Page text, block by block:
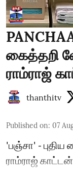
கைத்தறி
ராம்ராஜ்
thanthitv
Published on: 07
'பஞ்சா' -
ராம்ராஜ் காட்டன்